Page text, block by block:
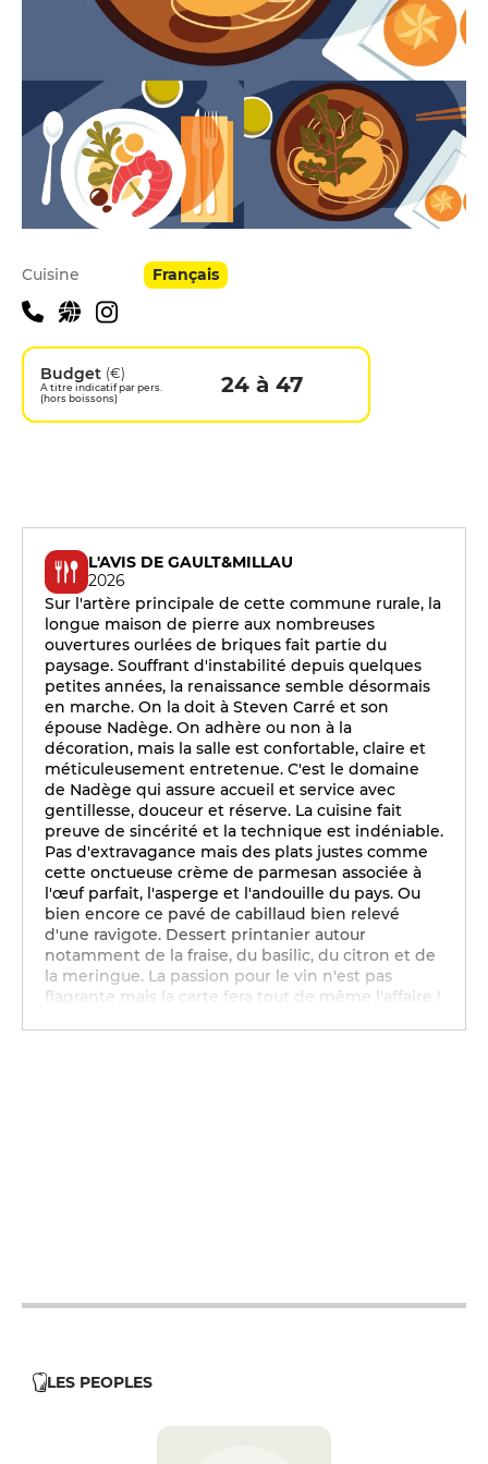
Infos pratiques
Cuisine Français
Budget (€)
A titre indicatif par pers.
(hors boissons)
24 à 47
L'AVIS DE GAULT&MILLAU
2026
Sur l'artère principale de cette commune rurale, la
longue maison de pierre aux nombreuses
ouvertures ourlées de briques fait partie du
paysage. Souffrant d'instabilité depuis quelques
petites années, la renaissance semble désormais
en marche. On la doit à Steven Carré et son
épouse Nadège. On adhère ou non à la
décoration, mais la salle est confortable, claire et
méticuleusement entretenue. C'est le domaine
de Nadège qui assure accueil et service avec
gentillesse, douceur et réserve. La cuisine fait
preuve de sincérité et la technique est indéniable.
Pas d'extravagance mais des plats justes comme
cette onctueuse crème de parmesan associée à
l'œuf parfait, l'asperge et l'andouille du pays. Ou
bien encore ce pavé de cabillaud bien relevé
d'une ravigote. Dessert printanier autour
notamment de la fraise, du basilic, du citron et de
la meringue. La passion pour le vin n'est pas
flagrante mais la carte fera tout de même l'affaire !
LES PEOPLES